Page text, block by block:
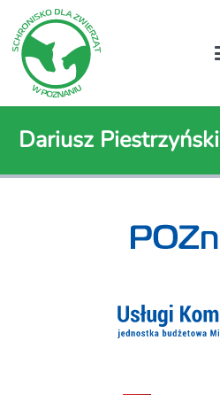
Dariusz Piestrzyński